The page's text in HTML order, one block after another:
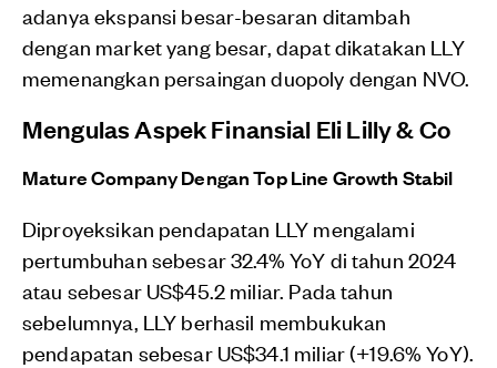
adanya ekspansi besar-besaran ditambah
dengan market yang besar, dapat dikatakan LLY
memenangkan persaingan duopoly dengan NVO.
Mengulas Aspek Finansial Eli Lilly & Co
Mature Company Dengan Top Line Growth Stabil
Diproyeksikan pendapatan LLY mengalami
pertumbuhan sebesar 32.4% YoY di tahun 2024
atau sebesar US$45.2 miliar. Pada tahun
sebelumnya, LLY berhasil membukukan
pendapatan sebesar US$34.1 miliar (+19.6% YoY).